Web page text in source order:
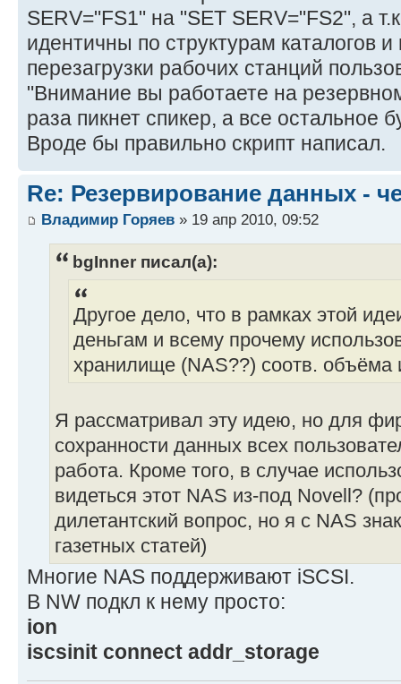
SERV="FS1" на "SET SERV="FS2", а
идентичны по структурам каталогов
перезагрузки рабочих станций
"Внимание вы работаете на
раза пикнет спикер, а все остальное
Вроде бы правильно скрипт написал.
Re: Резервирование данных -
Владимир Горяев » 19 апр 2010, 09:52
bgInner писал(а):
Другое дело, что в рамках этой
деньгам и всему прочему
хранилище (NAS??) соотв. объёма
Я рассматривал эту идею, но для
сохранности данных всех
работа. Кроме того, в случае
видеться этот NAS из-под Novell?
дилетантский вопрос, но я с NAS
газетных статей)
Многие NAS поддерживают iSCSI.
В NW подкл к нему просто:
ion
iscsinit connect addr_storage